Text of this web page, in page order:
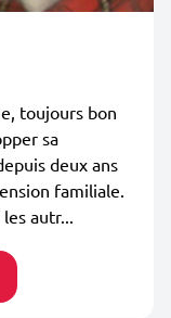
toujours bon
sa
deux ans
familiale.
autr...